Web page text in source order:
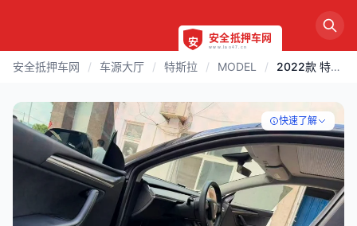
安全抵押车网 / 车源大厅 / 特斯拉 / MODEL / 2022款 特斯拉 MODEL | 徐州
快速了解